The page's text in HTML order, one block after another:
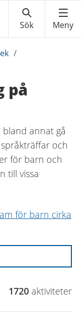
/
på
annat gå
och
för barn och
till vissa
för barn cirka
1720 aktiviteter